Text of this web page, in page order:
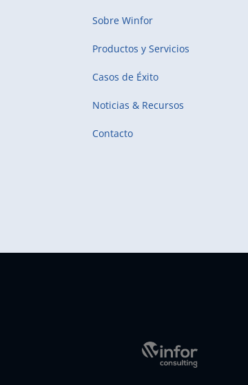
Sobre Winfor
Productos y Servicios
Casos de Éxito
Noticias & Recursos
Contacto